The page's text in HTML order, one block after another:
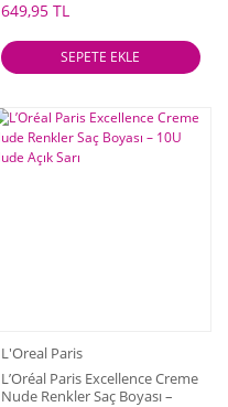
649,95 TL
SEPETE EKLE
L'Oreal Paris
L’Oréal Paris Excellence Creme
Nude Renkler Saç Boyası –